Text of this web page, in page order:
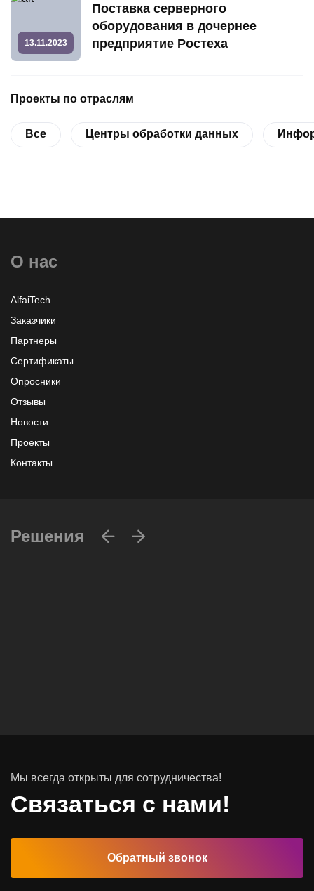
13.11.2023
Поставка серверного
оборудования в дочернее
предприятие Ростеха
Проекты по отраслям
Все Центры обработки данных
О нас
AlfaiTech
Заказчики
Партнеры
Сертификаты
Опросники
Отзывы
Новости
Проекты
Контакты
Решения
Автоматизированные рабочие места
Видеоконференцсвязь
Мы всегда открыты для сотрудничества!
Связаться с нами!
Обратный звонок